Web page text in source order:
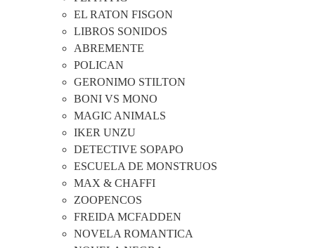
EL RATON FISGON
LIBROS SONIDOS
ABREMENTE
POLICAN
GERONIMO STILTON
BONI VS MONO
MAGIC ANIMALS
IKER UNZU
DETECTIVE SOPAPO
ESCUELA DE MONSTRUOS
MAX & CHAFFI
ZOOPENCOS
FREIDA MCFADDEN
NOVELA ROMANTICA